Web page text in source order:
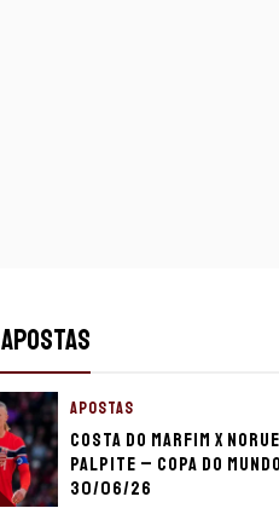
APOSTAS
APOSTAS
Costa do Marfim x
palpite – Copa do
30/06/26